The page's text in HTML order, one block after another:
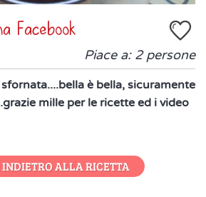
Facebook
Piace a: 2persone
è bella, sicuramente
mille per le ricette ed i video
ALLA RICETTA